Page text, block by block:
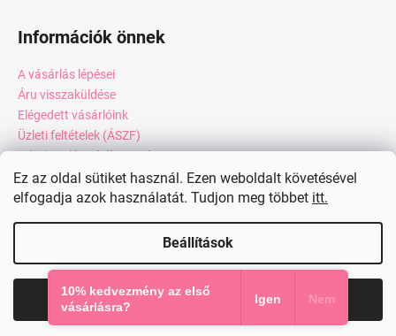
Ez az oldal sütiket használ. Ezen weboldalt követésével
elfogadja azok használatát. Tudjon meg többet itt.
Beállítások
Elfogadom
Információk önnek
A vásárlás lépései
Áru visszaküldése
Elégedett vásárlóink
Üzleti feltételek (ÁSZF)
Adatkezelési tájékoztató
Webáruház értékelése
Kapcsolat
Shoptet készítette
Copyright 2026miadresses.hu . Minden jog fenntartva.
10% kedvezmény az első
vásárlásra?
Igen Nem